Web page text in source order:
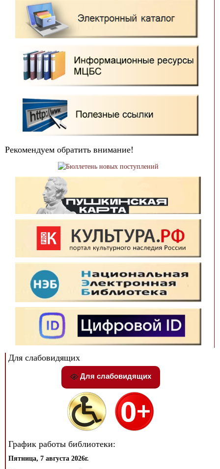
Рекомендуем обратить внимание!
Для слабовидящих
Для слабовидящих
График работы библиотеки:
Пятница, 7 августа 2026г.